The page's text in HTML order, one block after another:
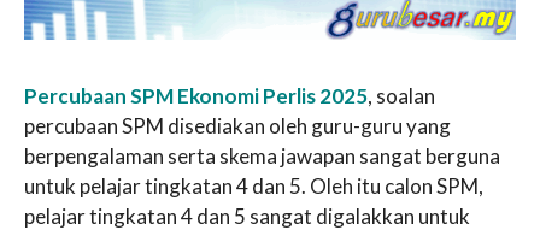
Percubaan SPM Ekonomi Perlis 2025, soalan
percubaan SPM disediakan oleh guru-guru yang
berpengalaman serta skema jawapan sangat berguna
untuk pelajar tingkatan 4 dan 5. Oleh itu calon SPM,
pelajar tingkatan 4 dan 5 sangat digalakkan untuk